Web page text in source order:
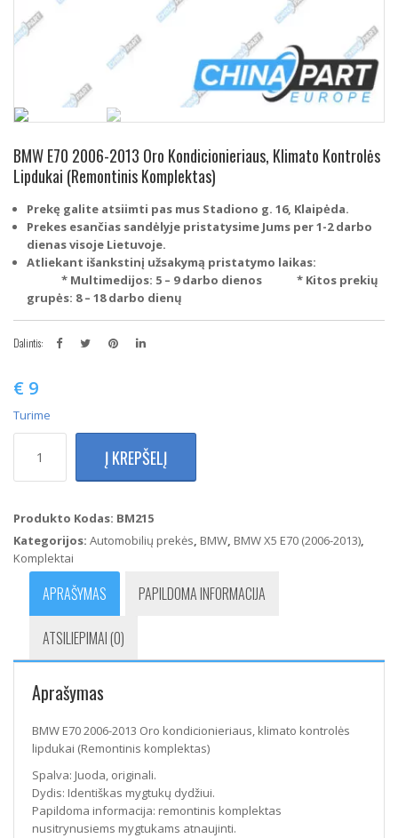
BMW E70 2006-2013 Oro Kondicionieriaus, Klimato Kontrolės
Lipdukai (Remontinis Komplektas)
Prekę galite atsiimti pas mus Stadiono g. 16, Klaipėda.
Prekes esančias sandėlyje pristatysime Jums per 1-2 darbo
dienas visoje Lietuvoje.
Atliekant išankstinį užsakymą pristatymo laikas:
* Multimedijos: 5 – 9 darbo dienos * Kitos prekių
grupės: 8 – 18 darbo dienų
Dalintis:
€ 9
Turime
kiekis:
2006-
Oro
kondicionieriaus,
kontrolės
lipdukai
(Remontinis
Į KREPŠELĮ
Produkto Kodas: BM215
Kategorijos: Automobilių prekės, BMW, BMW X5 E70 (2006-2013),
Komplektai
APRAŠYMAS PAPILDOMA INFORMACIJA
ATSILIEPIMAI (0)
Aprašymas
BMW E70 2006-2013 Oro kondicionieriaus, klimato kontrolės
lipdukai (Remontinis komplektas)
Spalva: Juoda, originali.
Dydis: Identiškas mygtukų dydžiui.
Papildoma informacija: remontinis komplektas
nusitrynusiems mygtukams atnaujinti.